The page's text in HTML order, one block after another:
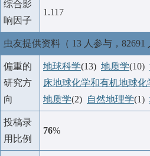
综合影
响因子
1.117
虫友提供资料（ 13 人参与，82691
偏重的
研究方
向
地球科学(13) 地质学(10)
床地球化学和有机地球化
地质学(2) 自然地理学(1)
投稿录
用比例
76%